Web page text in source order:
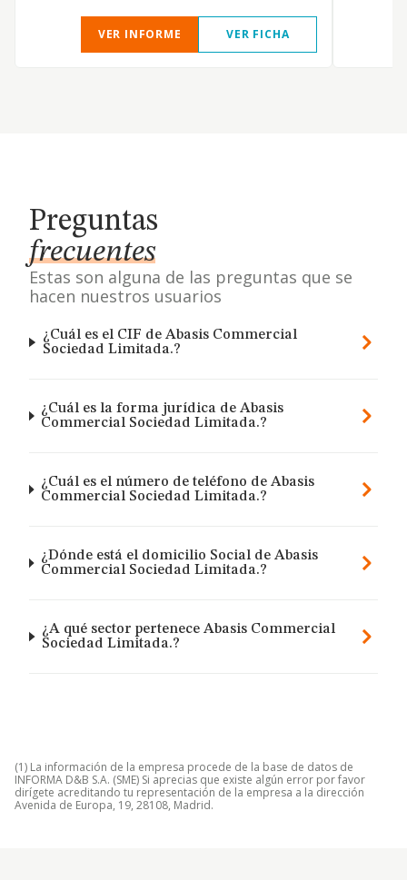
VER INFORME VER FICHA
Preguntas
frecuentes
Estas son alguna de las preguntas que se
hacen nuestros usuarios
¿Cuál es el CIF de Abasis Commercial
Sociedad Limitada.?
¿Cuál es la forma jurídica de Abasis
Commercial Sociedad Limitada.?
¿Cuál es el número de teléfono de Abasis
Commercial Sociedad Limitada.?
¿Dónde está el domicilio Social de Abasis
Commercial Sociedad Limitada.?
¿A qué sector pertenece Abasis Commercial
Sociedad Limitada.?
(1) La información de la empresa procede de la base de datos de
INFORMA D&B S.A. (SME) Si aprecias que existe algún error por favor
dirígete acreditando tu representación de la empresa a la dirección
Avenida de Europa, 19, 28108, Madrid.